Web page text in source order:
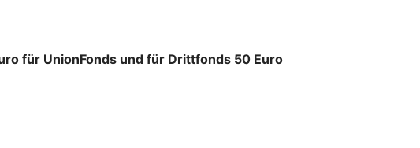
für UnionFonds und für Drittfonds 50 Euro